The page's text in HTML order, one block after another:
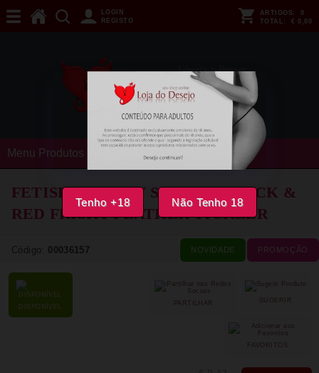
Tenho +18 Não Tenho 18
LOGIN
REGISTO
ARTIGOS:
0
TOTAL: € 0,00
Menu Produtos
FETISH FANTASY SERIES - BLACK &
RED FRISKY FEATHER TICKLER
Código: 00036157 NOVIDADE PROMOÇÃO
DISPONÍVEL
SUGERIR
FAVORITOS